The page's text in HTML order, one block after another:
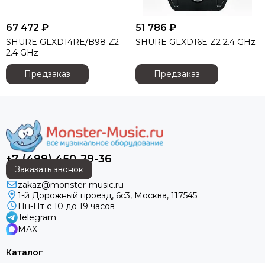
StageLighting
Studiomaster
SYNQ AUDIO
S-Track
Televic
Tempo
TESIRA (Biamp)
Turbosound
Vivitek
VOLTA
Yamaha
YESTECH
67 472 ₽
SHURE GLXD14RE/B98 Z2
2.4 GHz
Предзаказ
51 786 ₽
SHURE GLXD16E Z2 2.4 GHz
Предзаказ
+7 (499) 450-29-36
Заказать звонок
zakaz@monster-music.ru
1-й Дорожный проезд, 6с3, Москва, 117545
Пн-Пт с 10 до 19 часов
Telegram
MAX
Каталог